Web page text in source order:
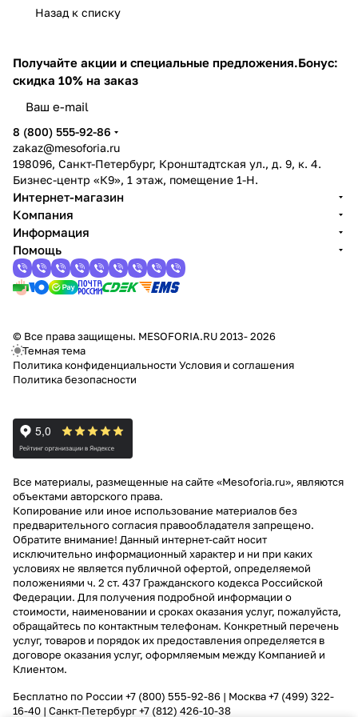
Назад к списку
Получайте акции и специальные предложения.Бонус:
скидка 10% на заказ
8 (800) 555-92-86
zakaz@mesoforia.ru
198096, Санкт-Петербург, Кронштадтская ул., д. 9, к. 4.
Бизнес-центр «К9», 1 этаж, помещение 1-Н.
Интернет-магазин
Компания
Информация
Помощь
© Все права защищены. MESOFORIA.RU 2013- 2026
Темная тема
Политика конфиденциальности Условия и соглашения
Политика безопасности
Все материалы, размещенные на сайте «Mesoforia.ru», являются
объектами авторского права.
Копирование или иное использование материалов без
предварительного согласия правообладателя запрещено.
Обратите внимание! Данный интернет-сайт носит
исключительно информационный характер и ни при каких
условиях не является публичной офертой, определяемой
положениями ч. 2 ст. 437 Гражданского кодекса Российской
Федерации. Для получения подробной информации о
стоимости, наименовании и сроках оказания услуг, пожалуйста,
обращайтесь по контактным телефонам. Конкретный перечень
услуг, товаров и порядок их предоставления определяется в
договоре оказания услуг, оформляемым между Компанией и
Клиентом.
Бесплатно по России +7 (800) 555-92-86 | Москва+7 (499) 322-
16-40 | Санкт-Петербург+7 (812) 426-10-38